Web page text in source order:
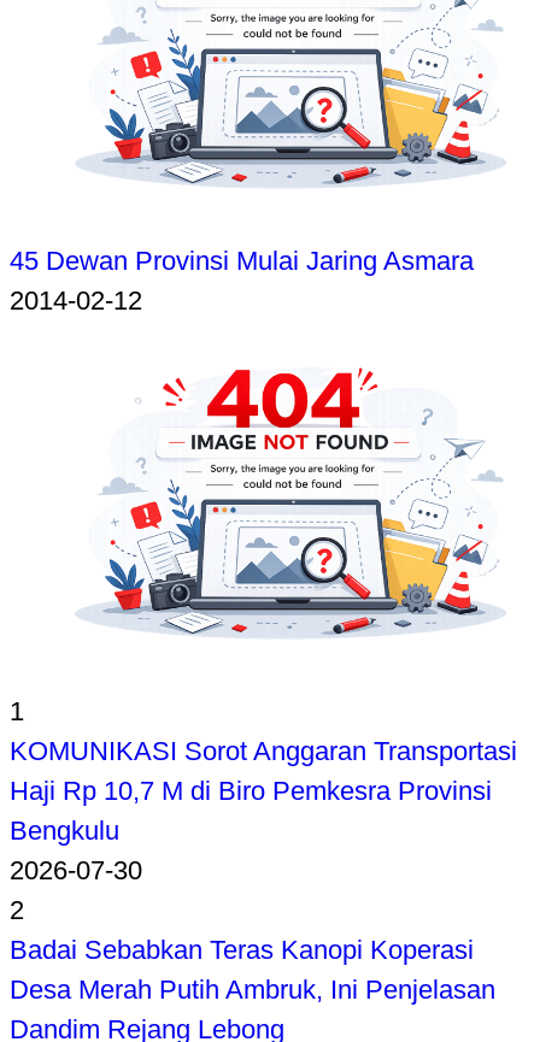
45 Dewan Provinsi Mulai Jaring Asmara
2014-02-12
1
KOMUNIKASI Sorot Anggaran Transportasi
Haji Rp 10,7 M di Biro Pemkesra Provinsi
Bengkulu
2026-07-30
2
Badai Sebabkan Teras Kanopi Koperasi
Desa Merah Putih Ambruk, Ini Penjelasan
Dandim Rejang Lebong